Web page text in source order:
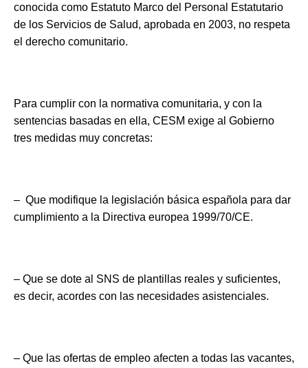
conocida como Estatuto Marco del Personal Estatutario
de los Servicios de Salud, aprobada en 2003, no respeta
el derecho comunitario.
Para cumplir con la normativa comunitaria, y con la
sentencias basadas en ella, CESM exige al Gobierno
tres medidas muy concretas:
– Que modifique la legislación básica española para dar
cumplimiento a la Directiva europea 1999/70/CE.
– Que se dote al SNS de plantillas reales y suficientes,
es decir, acordes con las necesidades asistenciales.
– Que las ofertas de empleo afecten a todas las vacantes,